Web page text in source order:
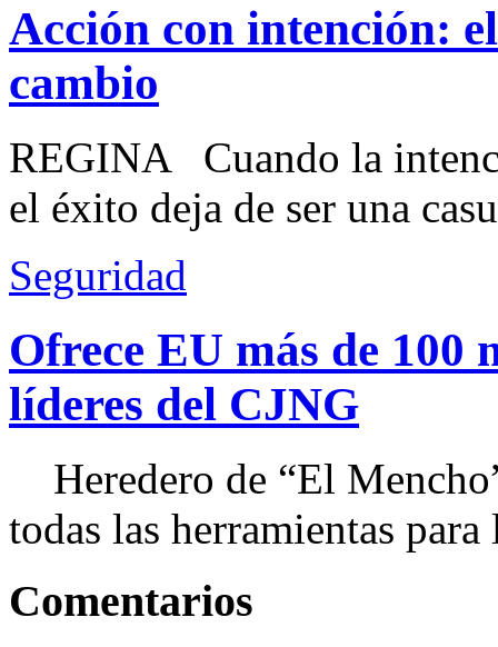
Acción con intención:
cambio
REGINA Cuando la
el éxito deja de ser una
Seguridad
Ofrece EU más de 100
líderes del CJNG
Heredero de “El
todas las herramientas
Comentarios